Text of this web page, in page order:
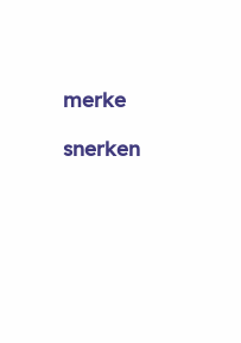
merke
snerken